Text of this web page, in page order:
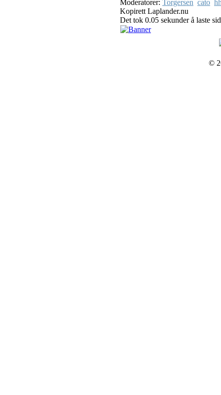
Moderatorer: Torgersen cato
Kopirett Laplander.nu
Det tok 0.05 sekunder å laste
©